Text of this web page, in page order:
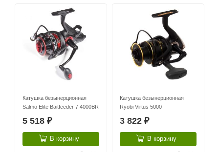
Катушка безынерционная
Salmo Elite Baitfeeder 7 4000BR
5 518 ₽
В корзину
Катушка безынерционная
Ryobi Virtus 5000
3 822 ₽
В корзину